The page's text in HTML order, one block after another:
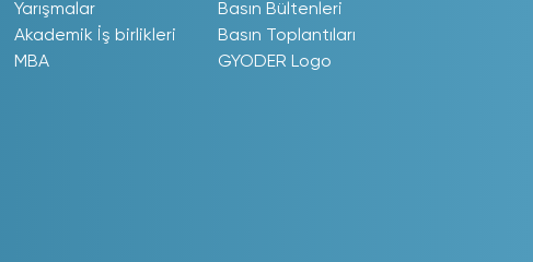
Yarışmalar
Akademik İş birlikleri
MBA
Basın Bültenleri
Basın Toplantıları
GYODER Logo